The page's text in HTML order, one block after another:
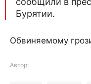
Бурятии.
Обвиняемому
Автор: